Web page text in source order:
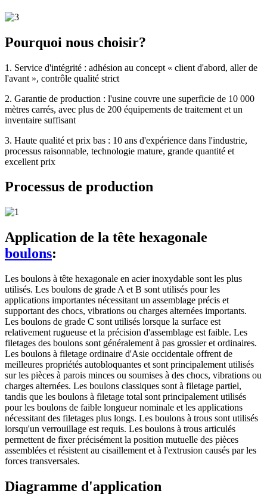
Pourquoi nous choisir?
1. Service d'intégrité : adhésion au concept « client d'abord, aller de
l'avant », contrôle qualité strict
2. Garantie de production : l'usine couvre une superficie de 10 000
mètres carrés, avec plus de 200 équipements de traitement et un
inventaire suffisant
3. Haute qualité et prix bas : 10 ans d'expérience dans l'industrie,
processus raisonnable, technologie mature, grande quantité et
excellent prix
Processus de production
Application de la tête hexagonale
boulons:
Les boulons à tête hexagonale en acier inoxydable sont les plus
utilisés. Les boulons de grade A et B sont utilisés pour les
applications importantes nécessitant un assemblage précis et
supportant des chocs, vibrations ou charges alternées importants.
Les boulons de grade C sont utilisés lorsque la surface est
relativement rugueuse et la précision d'assemblage est faible. Les
filetages des boulons sont généralement à pas grossier et ordinaires.
Les boulons à filetage ordinaire d'Asie occidentale offrent de
meilleures propriétés autobloquantes et sont principalement utilisés
sur les pièces à parois minces ou soumises à des chocs, vibrations ou
charges alternées. Les boulons classiques sont à filetage partiel,
tandis que les boulons à filetage total sont principalement utilisés
pour les boulons de faible longueur nominale et les applications
nécessitant des filetages plus longs. Les boulons à trous sont utilisés
lorsqu'un verrouillage est requis. Les boulons à trous articulés
permettent de fixer précisément la position mutuelle des pièces
assemblées et résistent au cisaillement et à l'extrusion causés par les
forces transversales.
Diagramme d'application